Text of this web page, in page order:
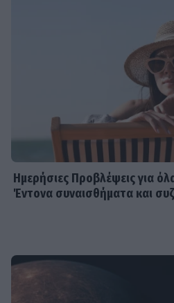
Ημερήσιες Προβλέψεις για
Έντονα συναισθήματα και